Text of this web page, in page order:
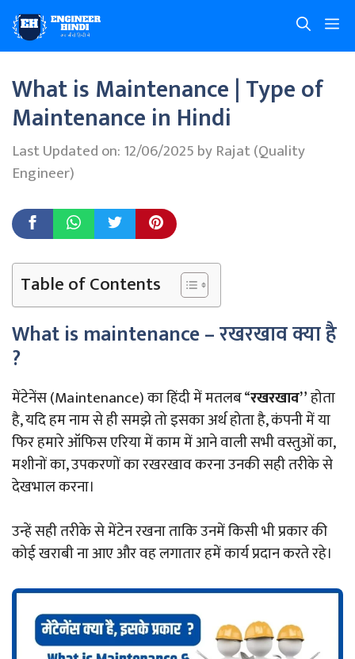
Skip
to
content
What is Maintenance | Type of
Maintenance in Hindi
Last Updated on: 12/06/2025byRajat (Quality
Engineer)
Table of Contents
What is maintenance – रखरखाव क्या है
?
मेंटेनेंस (Maintenance) का हिंदी में मतलब “रखरखाव”होता
है, यदि हम नाम से ही समझे तो इसका अर्थ होता है, कंपनी में या
फिर हमारे ऑफिस एरिया में काम में आने वाली सभी वस्तुओं का,
मशीनों का, उपकरणों का रखरखाव करना उनकी सही तरीके से
देखभाल करना।
उन्हें सही तरीके से मेंटेन रखना ताकि उनमें किसी भी प्रकार की
कोई खराबी ना आए और वह लगातार हमें कार्य प्रदान करते रहे।